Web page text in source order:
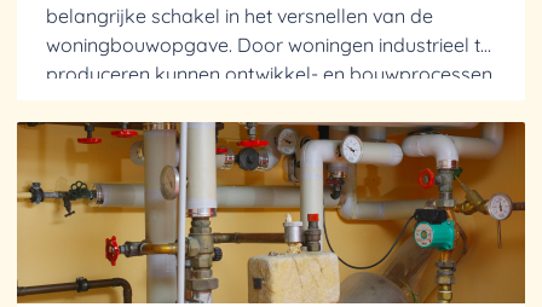
belangrijke schakel in het versnellen van de
woningbouwopgave. Door woningen industrieel te
produceren kunnen ontwikkel- en bouwprocessen